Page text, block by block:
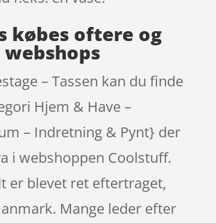
købes oftere og
– Tassen kan du finde
Hjem & Have –
– Indretning & Pynt} der
i webshoppen Coolstuff.
er blevet ret eftertraget,
Mange leder efter